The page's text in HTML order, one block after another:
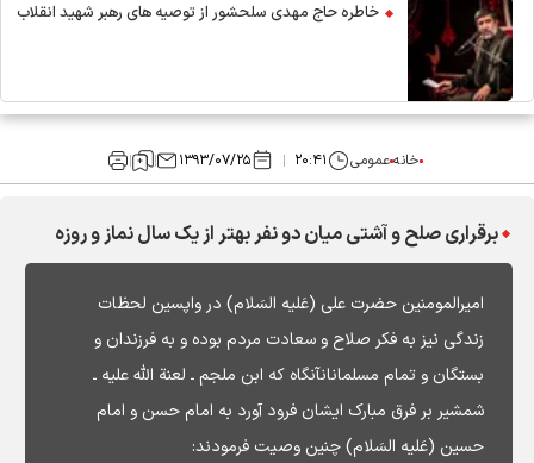
خاطره حاج مهدی سلحشور از توصیه های رهبر شهید انقلاب
خانهعمومی ۲۰:۴۱ ۱۳۹۳/۰۷/۲۵
برقراری صلح و آشتی میان دو نفر بهتر از یک سال نماز و روزه
امیرالمومنین حضرت علی (عَلیه السَلام) در واپسین لحظات
زندگی نیز به فکر صلاح و سعادت مردم بوده و به فرزندان و
بستگان و تمام مسلمانانآنگاه که ابن ملجم ـ لعنة الله علیه ـ
شمشیر بر فرق مبارک ایشان فرود آورد به امام حسن و امام
حسین (عَلیه السَلام) چنین وصیت فرمودند: